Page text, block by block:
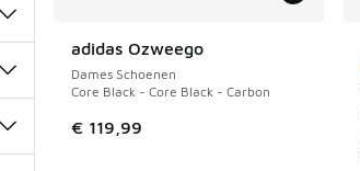
adidas Ozweego
Dames Schoenen
Core Black - Core Black - Carbon
€ 119,99